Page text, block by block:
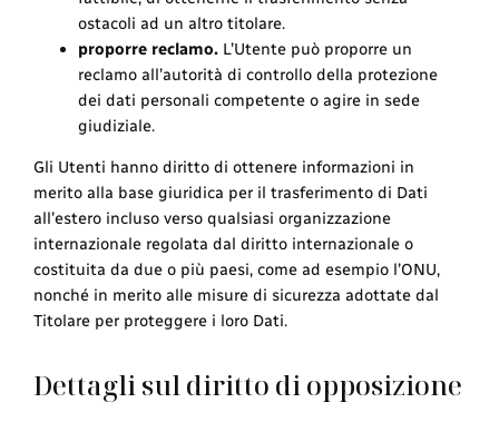
ostacoli ad un altro titolare.
proporre reclamo. L’Utente può proporre un
reclamo all’autorità di controllo della protezione
dei dati personali competente o agire in sede
giudiziale.
Gli Utenti hanno diritto di ottenere informazioni in
merito alla base giuridica per il trasferimento di Dati
all’estero incluso verso qualsiasi organizzazione
internazionale regolata dal diritto internazionale o
costituita da due o più paesi, come ad esempio l’ONU,
nonché in merito alle misure di sicurezza adottate dal
Titolare per proteggere i loro Dati.
Dettagli sul diritto di opposizione